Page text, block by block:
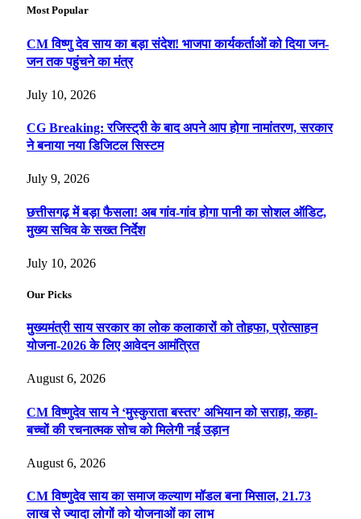
Most Popular
CM विष्णु देव साय का बड़ा संदेश! भाजपा कार्यकर्ताओं को दिया जन-
जन तक पहुंचने का मंत्र
July 10, 2026
CG Breaking: रजिस्ट्री के बाद अपने आप होगा नामांतरण, सरकार
ने बनाया नया डिजिटल सिस्टम
July 9, 2026
छत्तीसगढ़ में बड़ा फैसला! अब गांव-गांव होगा पानी का सोशल ऑडिट,
मुख्य सचिव के सख्त निर्देश
July 10, 2026
Our Picks
मुख्यमंत्री साय सरकार का लोक कलाकारों को तोहफा, प्रोत्साहन
योजना-2026 के लिए आवेदन आमंत्रित
August 6, 2026
CM विष्णुदेव साय ने ‘मुस्कुराता बस्तर’ अभियान को सराहा, कहा-
बच्चों की रचनात्मक सोच को मिलेगी नई उड़ान
August 6, 2026
CM विष्णुदेव साय का समाज कल्याण मॉडल बना मिसाल, 21.73
लाख से ज्यादा लोगों को योजनाओं का लाभ